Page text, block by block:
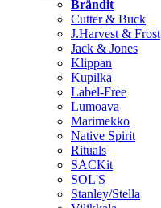
Brändit
Cutter & Buck
J.Harvest & Frost
Jack & Jones
Klippan
Kupilka
Label-Free
Lumoava
Marimekko
Native Spirit
Rituals
SACKit
SOL'S
Stanley/Stella